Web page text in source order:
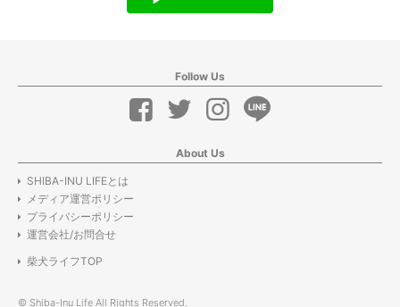
Follow Us
About Us
SHIBA-INU LIFEとは
メディア運営ポリシー
プライバシーポリシー
運営会社/お問合せ
柴犬ライフTOP
© Shiba-Inu Life All Rights Reserved.